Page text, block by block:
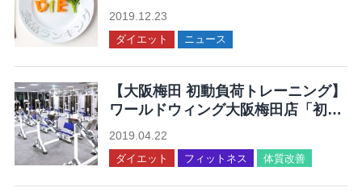
2019.12.23
ダイエット ニュース
【大阪梅田 初動負荷トレーニング】
ワールドウィング大阪梅田店「初動
負荷トレーニングが体験できる」
2019.04.22
ダイエット フィットネス 体質改善